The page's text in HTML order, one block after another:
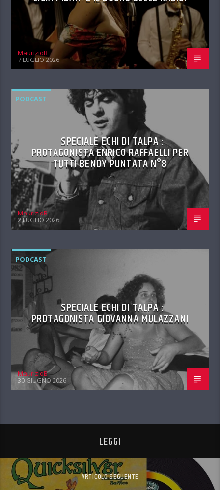
MaurizioB
7 LUGLIO 2026
PODCAST
SPECIALE ECHI DI TALPA :
PROTAGONISTA ENRICO RAFFAELLI PER
TUTTI BENDY PUNTATA N°8
MaurizioB
2 LUGLIO 2026
PODCAST
SPECIALE ECHI DI TALPA :
PROTAGONISTA GIOVANNA MULAZZANI
MaurizioB
30 GIUGNO 2026
LEGGI
ARTICOLO SEGUENTE